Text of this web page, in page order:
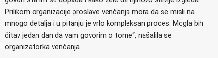
Prilikom organizacije proslave venčanja mora da se misli na
mnogo detalja i u pitanju je vrlo kompleksan proces. Mogla bih
čitav jedan dan da vam govorim o tome“, našalila se
organizatorka venčanja.